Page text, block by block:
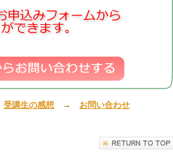
受講生の感想 → お問い合わせ